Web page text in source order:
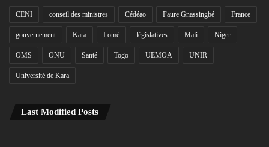
CENI conseil des ministres Cédéao Faure Gnassingbé France
gouvernement Kara Lomé législatives Mali Niger
OMS ONU Santé Togo UEMOA UNIR
Université de Kara
Last Modified Posts